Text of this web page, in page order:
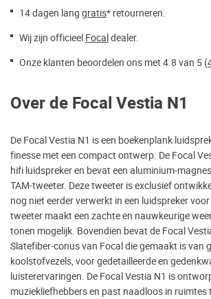
14 dagen lang gratis* retourneren.
Wij zijn officieel Focaldealer.
Onze klanten beoordelen ons met 4.8 van 5 (
Over de Focal Vestia N1
De Focal Vestia N1 is een boekenplank
finesse met een compact ontwerp. De Focal
hifi luidspreker en bevat een aluminium-
TAM-tweeter. Deze tweeter is exclusief
nog niet eerder verwerkt in een luidspreker
tweeter maakt een zachte en nauwkeurige
tonen mogelijk. Bovendien bevat de Focal
Slatefiber-conus van Focal die gemaakt is van
koolstofvezels, voor gedetailleerde en
luisterervaringen. De Focal Vestia N1 is
muziekliefhebbers en past naadloos in ruimtes